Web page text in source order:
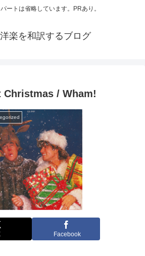
ートは省略しています。PRあり。
楽を和訳するブログ
Christmas / Wham!
Facebook